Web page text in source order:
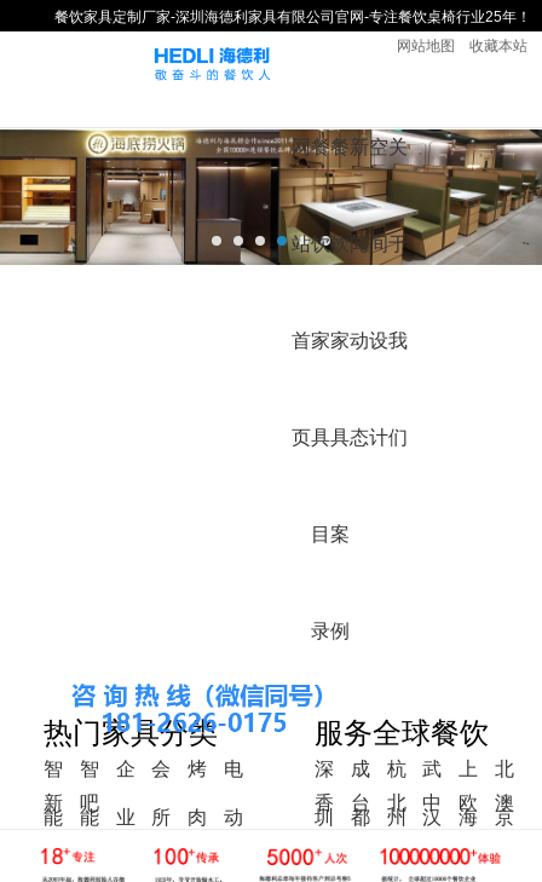
餐饮家具定制厂家-深圳海德利家具有限公司官网-专注餐饮桌椅行业25年！
收藏本站
网站地图
网
站
首
页
餐
饮
家
具
目
录
餐
饮
家
具
案
例
新
闻
动
态
空
间
设
计
关
于
我
们
热门家具分类
智
能
火
智
能
调
企
业
会
所
家
烤
肉
桌
电
动
新
中
吧
椅
服务全球餐饮
深
圳
成
都
杭
州
武
汉
上
海
北
京
香
港
台 北
美
中
东
欧
洲
澳
洲